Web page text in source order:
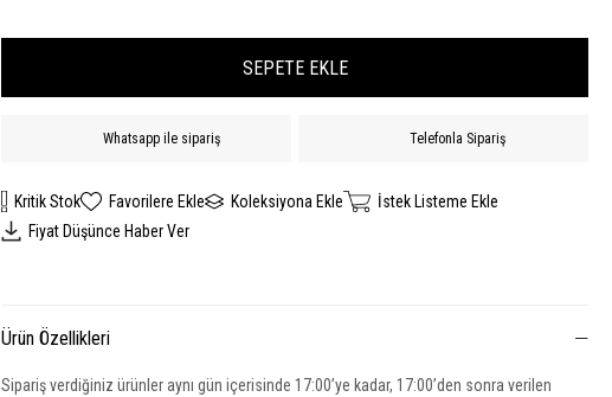
Whatsapp ile sipariş Telefonla Sipariş
Kritik Stok Favorilere Ekle Koleksiyona Ekle
İstek Listeme Ekle
Fiyat Düşünce Haber Ver
Ürün Özellikleri
Sipariş verdiğiniz ürünler aynı gün içerisinde 17:00’ye kadar, 17:00’den sonra verilen